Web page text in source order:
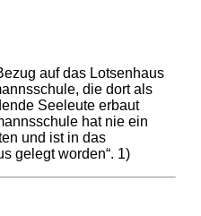
auf das Lotsenhaus
die dort als
Seeleute erbaut
hat nie ein
und ist in das
gelegt worden“. 1)